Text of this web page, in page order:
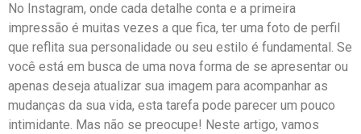
No Instagram, onde cada detalhe‌ conta‍ e a primeira
impressão ‍é muitas vezes a que fica, ‌ter uma foto de perfil⁢
que reflita sua personalidade ou seu ‍estilo‌ é fundamental. Se
você está em busca ⁤de ‌uma nova forma⁢ de se apresentar ou
apenas deseja ⁤atualizar sua imagem para acompanhar as
mudanças da ​sua vida, esta tarefa pode ⁤parecer um pouco
intimidante. Mas não‍ se preocupe! Neste artigo, vamos⁣